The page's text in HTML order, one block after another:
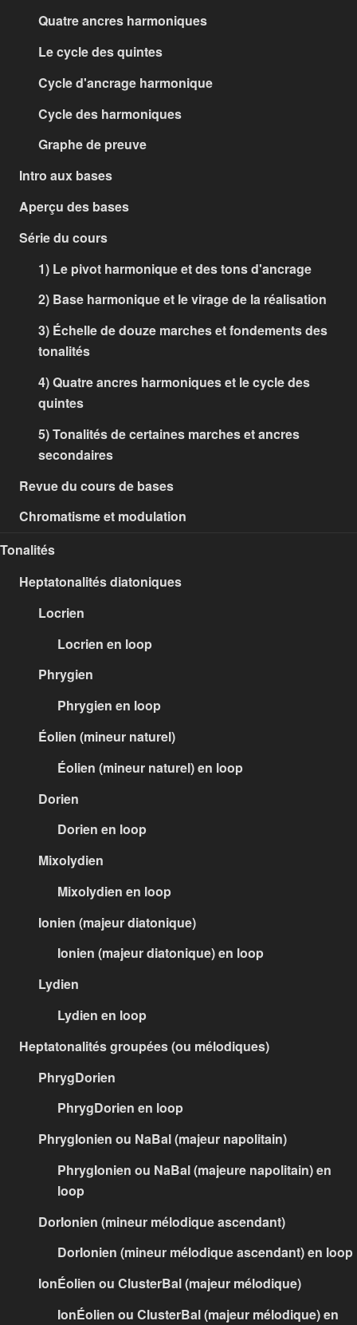
Quatre ancres harmoniques
Le cycle des quintes
Cycle d'ancrage harmonique
Cycle des harmoniques
Graphe de preuve
Intro aux bases
Aperçu des bases
Série du cours
1) Le pivot harmonique et des tons d'ancrage
2) Base harmonique et le virage de la réalisation
3) Échelle de douze marches et fondements des
tonalités
4) Quatre ancres harmoniques et le cycle des
quintes
5) Tonalités de certaines marches et ancres
secondaires
Revue du cours de bases
Chromatisme et modulation
Tonalités
Heptatonalités diatoniques
Locrien
Locrien en loop
Phrygien
Phrygien en loop
Éolien (mineur naturel)
Éolien (mineur naturel) en loop
Dorien
Dorien en loop
Mixolydien
Mixolydien en loop
Ionien (majeur diatonique)
Ionien (majeur diatonique) en loop
Lydien
Lydien en loop
Heptatonalités groupées (ou mélodiques)
PhrygDorien
PhrygDorien en loop
PhrygIonien ou NaBal (majeur napolitain)
PhrygIonien ou NaBal (majeure napolitain) en
loop
DorIonien (mineur mélodique ascendant)
DorIonien (mineur mélodique ascendant) en loop
IonÉolien ou ClusterBal (majeur mélodique)
IonÉolien ou ClusterBal (majeur mélodique) en